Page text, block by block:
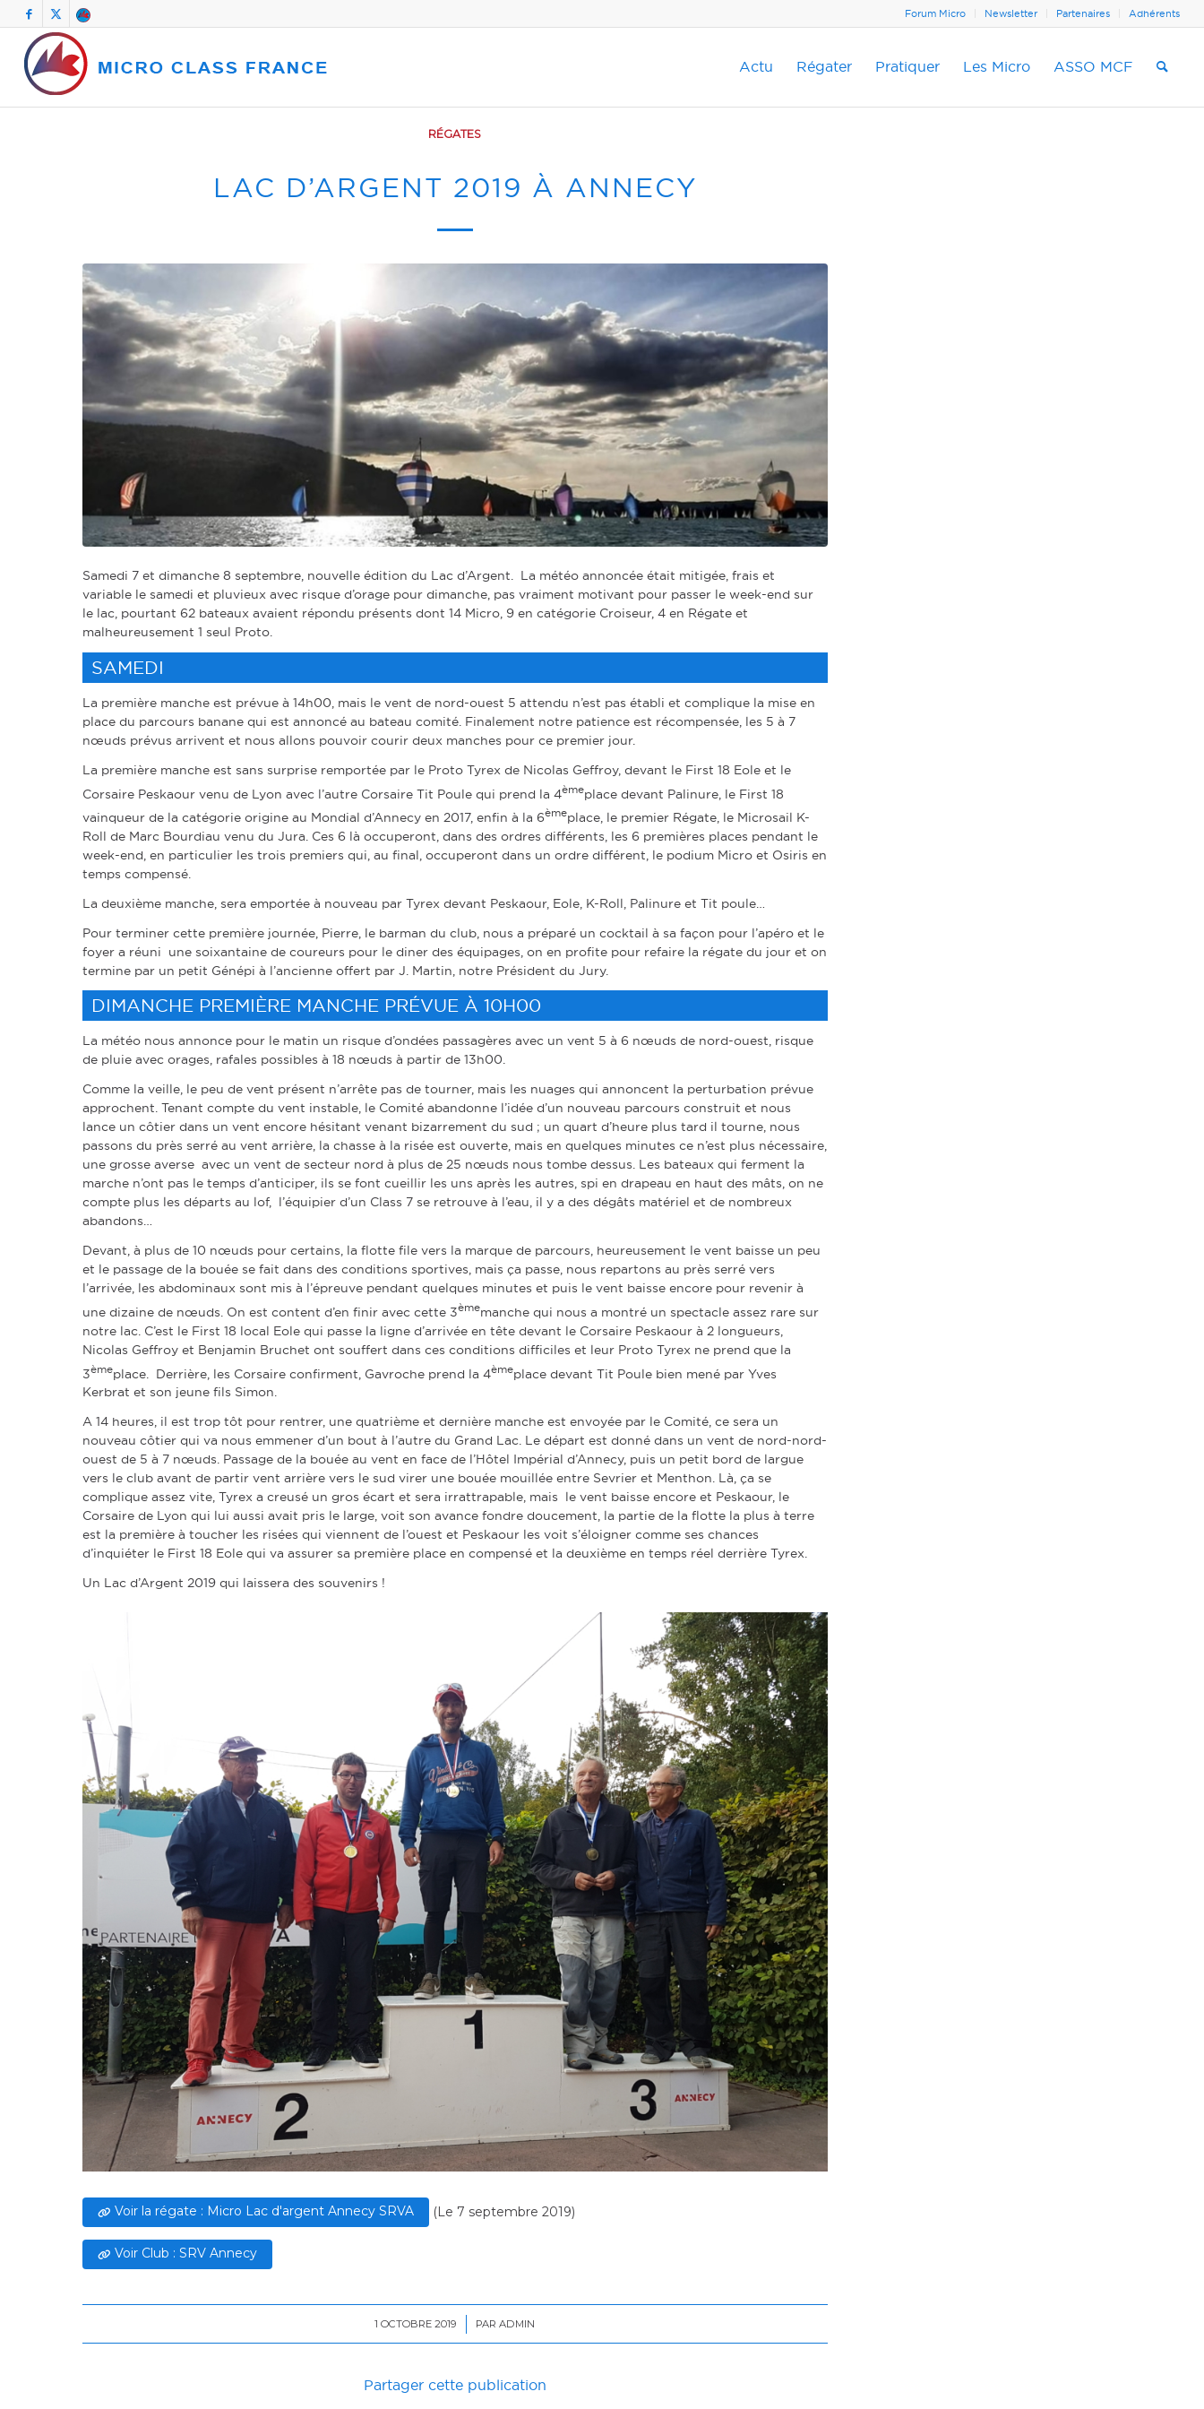
Forum Micro Newsletter Partenaires Adhérents
Actu Régater Pratiquer Les Micro ASSO MCF
RÉGATES
LAC D’ARGENT 2019 À ANNECY
Samedi 7 et dimanche 8 septembre, nouvelle édition du Lac d’Argent. La météo annoncée était mitigée, frais et
variable le samedi et pluvieux avec risque d’orage pour dimanche, pas vraiment motivant pour passer le week-end sur
le lac, pourtant 62 bateaux avaient répondu présents dont 14 Micro, 9 en catégorie Croiseur, 4 en Régate et
malheureusement 1 seul Proto.
SAMEDI
La première manche est prévue à 14h00, mais le vent de nord-ouest 5 attendu n’est pas établi et complique la mise en
place du parcours banane qui est annoncé au bateau comité. Finalement notre patience est récompensée, les 5 à 7
nœuds prévus arrivent et nous allons pouvoir courir deux manches pour ce premier jour.
La première manche est sans surprise remportée par le Proto Tyrex de Nicolas Geffroy, devant le First 18 Eole et le
Corsaire Peskaour venu de Lyon avec l’autre Corsaire Tit Poule qui prend la 4èmeplace devant Palinure, le First 18
vainqueur de la catégorie origine au Mondial d’Annecy en 2017, enfin à la 6èmeplace, le premier Régate, le Microsail K-
Roll de Marc Bourdiau venu du Jura. Ces 6 là occuperont, dans des ordres différents, les 6 premières places pendant le
week-end, en particulier les trois premiers qui, au final, occuperont dans un ordre différent, le podium Micro et Osiris en
temps compensé.
La deuxième manche, sera emportée à nouveau par Tyrex devant Peskaour, Eole, K-Roll, Palinure et Tit poule…
Pour terminer cette première journée, Pierre, le barman du club, nous a préparé un cocktail à sa façon pour l’apéro et le
foyer a réuni une soixantaine de coureurs pour le diner des équipages, on en profite pour refaire la régate du jour et on
termine par un petit Génépi à l’ancienne offert par J. Martin, notre Président du Jury.
DIMANCHE PREMIÈRE MANCHE PRÉVUE À 10H00
La météo nous annonce pour le matin un risque d’ondées passagères avec un vent 5 à 6 nœuds de nord-ouest, risque
de pluie avec orages, rafales possibles à 18 nœuds à partir de 13h00.
Comme la veille, le peu de vent présent n’arrête pas de tourner, mais les nuages qui annoncent la perturbation prévue
approchent. Tenant compte du vent instable, le Comité abandonne l’idée d’un nouveau parcours construit et nous
lance un côtier dans un vent encore hésitant venant bizarrement du sud ; un quart d’heure plus tard il tourne, nous
passons du près serré au vent arrière, la chasse à la risée est ouverte, mais en quelques minutes ce n’est plus nécessaire,
une grosse averse avec un vent de secteur nord à plus de 25 nœuds nous tombe dessus. Les bateaux qui ferment la
marche n’ont pas le temps d’anticiper, ils se font cueillir les uns après les autres, spi en drapeau en haut des mâts, on ne
compte plus les départs au lof, l’équipier d’un Class 7 se retrouve à l’eau, il y a des dégâts matériel et de nombreux
abandons…
Devant, à plus de 10 nœuds pour certains, la flotte file vers la marque de parcours, heureusement le vent baisse un peu
et le passage de la bouée se fait dans des conditions sportives, mais ça passe, nous repartons au près serré vers
l’arrivée, les abdominaux sont mis à l’épreuve pendant quelques minutes et puis le vent baisse encore pour revenir à
une dizaine de nœuds. On est content d’en finir avec cette 3èmemanche qui nous a montré un spectacle assez rare sur
notre lac. C’est le First 18 local Eole qui passe la ligne d’arrivée en tête devant le Corsaire Peskaour à 2 longueurs,
Nicolas Geffroy et Benjamin Bruchet ont souffert dans ces conditions difficiles et leur Proto Tyrex ne prend que la
3èmeplace. Derrière, les Corsaire confirment, Gavroche prend la 4èmeplace devant Tit Poule bien mené par Yves
Kerbrat et son jeune fils Simon.
A 14 heures, il est trop tôt pour rentrer, une quatrième et dernière manche est envoyée par le Comité, ce sera un
nouveau côtier qui va nous emmener d’un bout à l’autre du Grand Lac. Le départ est donné dans un vent de nord-nord-
ouest de 5 à 7 nœuds. Passage de la bouée au vent en face de l’Hôtel Impérial d’Annecy, puis un petit bord de largue
vers le club avant de partir vent arrière vers le sud virer une bouée mouillée entre Sevrier et Menthon. Là, ça se
complique assez vite, Tyrex a creusé un gros écart et sera irrattrapable, mais le vent baisse encore et Peskaour, le
Corsaire de Lyon qui lui aussi avait pris le large, voit son avance fondre doucement, la partie de la flotte la plus à terre
est la première à toucher les risées qui viennent de l’ouest et Peskaour les voit s’éloigner comme ses chances
d’inquiéter le First 18 Eole qui va assurer sa première place en compensé et la deuxième en temps réel derrière Tyrex.
Un Lac d’Argent 2019 qui laissera des souvenirs !
Voir la régate : Micro Lac d'argent Annecy SRVA (Le 7 septembre 2019)
Voir Club : SRV Annecy
1 OCTOBRE 2019
/ PARADMIN
Partager cette publication